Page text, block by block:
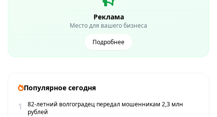
Реклама
Место для вашего бизнеса
Подробнее
Популярное сегодня
1
82-летний волгоградец передал мошенникам 2,3 млн
рублей